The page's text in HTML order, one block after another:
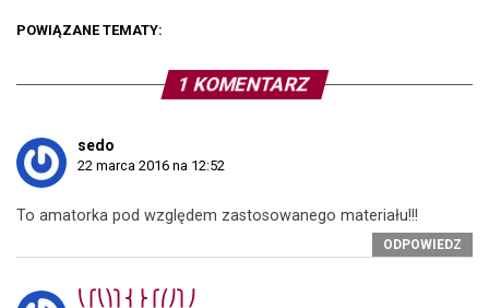
POWIĄZANE TEMATY:
1 KOMENTARZ
sedo
22 marca 2016 na 12:52
To amatorka pod względem zastosowanego materiału!!!
ODPOWIEDZ
⎝⎧⎝⎞⎫⎨⎬⎧⎛⎠⎫⎠